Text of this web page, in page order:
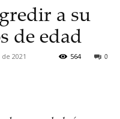
a su
de edad
2021 0
564